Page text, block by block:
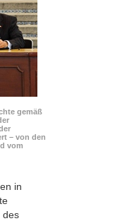
gemäß
– von den
vom
in
des